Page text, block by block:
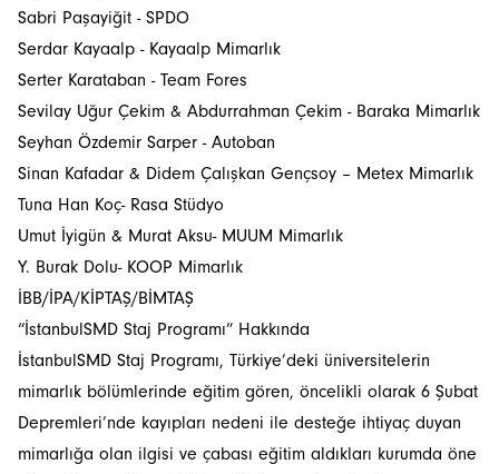
Sabri Paşayiğit - SPDO
Serdar Kayaalp - Kayaalp Mimarlık
Serter Karataban - Team Fores
Sevilay Uğur Çekim & Abdurrahman Çekim - Baraka Mimarlık
Seyhan Özdemir Sarper - Autoban
Sinan Kafadar & Didem Çalışkan Gençsoy – Metex Mimarlık
Tuna Han Koç- Rasa Stüdyo
Umut İyigün & Murat Aksu- MUUM Mimarlık
Y. Burak Dolu- KOOP Mimarlık
İBB/İPA/KİPTAŞ/BİMTAŞ
“İstanbulSMD Staj Programı” Hakkında
İstanbulSMD Staj Programı, ​​Türkiye’deki üniversitelerin
mimarlık bölümlerinde eğitim gören, öncelikli olarak 6 Şubat
Depremleri’nde kayıpları nedeni ile desteğe ihtiyaç duyan
mimarlığa olan ilgisi ve çabası eğitim aldıkları kurumda öne